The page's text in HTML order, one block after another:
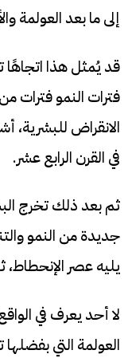
إلى ما بعد العولمة
قد يُمثل هذا اتجاهًا
فترات النمو فترات
الانقراض للبشرية،
في القرن الرابع عشر.
ثم بعد ذلك تخرج
جديدة من النمو
يليه عصر الإنحطاط،
لا أحد يعرف في
العولمة التي